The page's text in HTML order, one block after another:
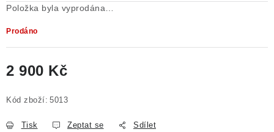
Položka byla vyprodána…
Prodáno
2 900 Kč
Kód zboží: 5013
Tisk Zeptat se Sdílet